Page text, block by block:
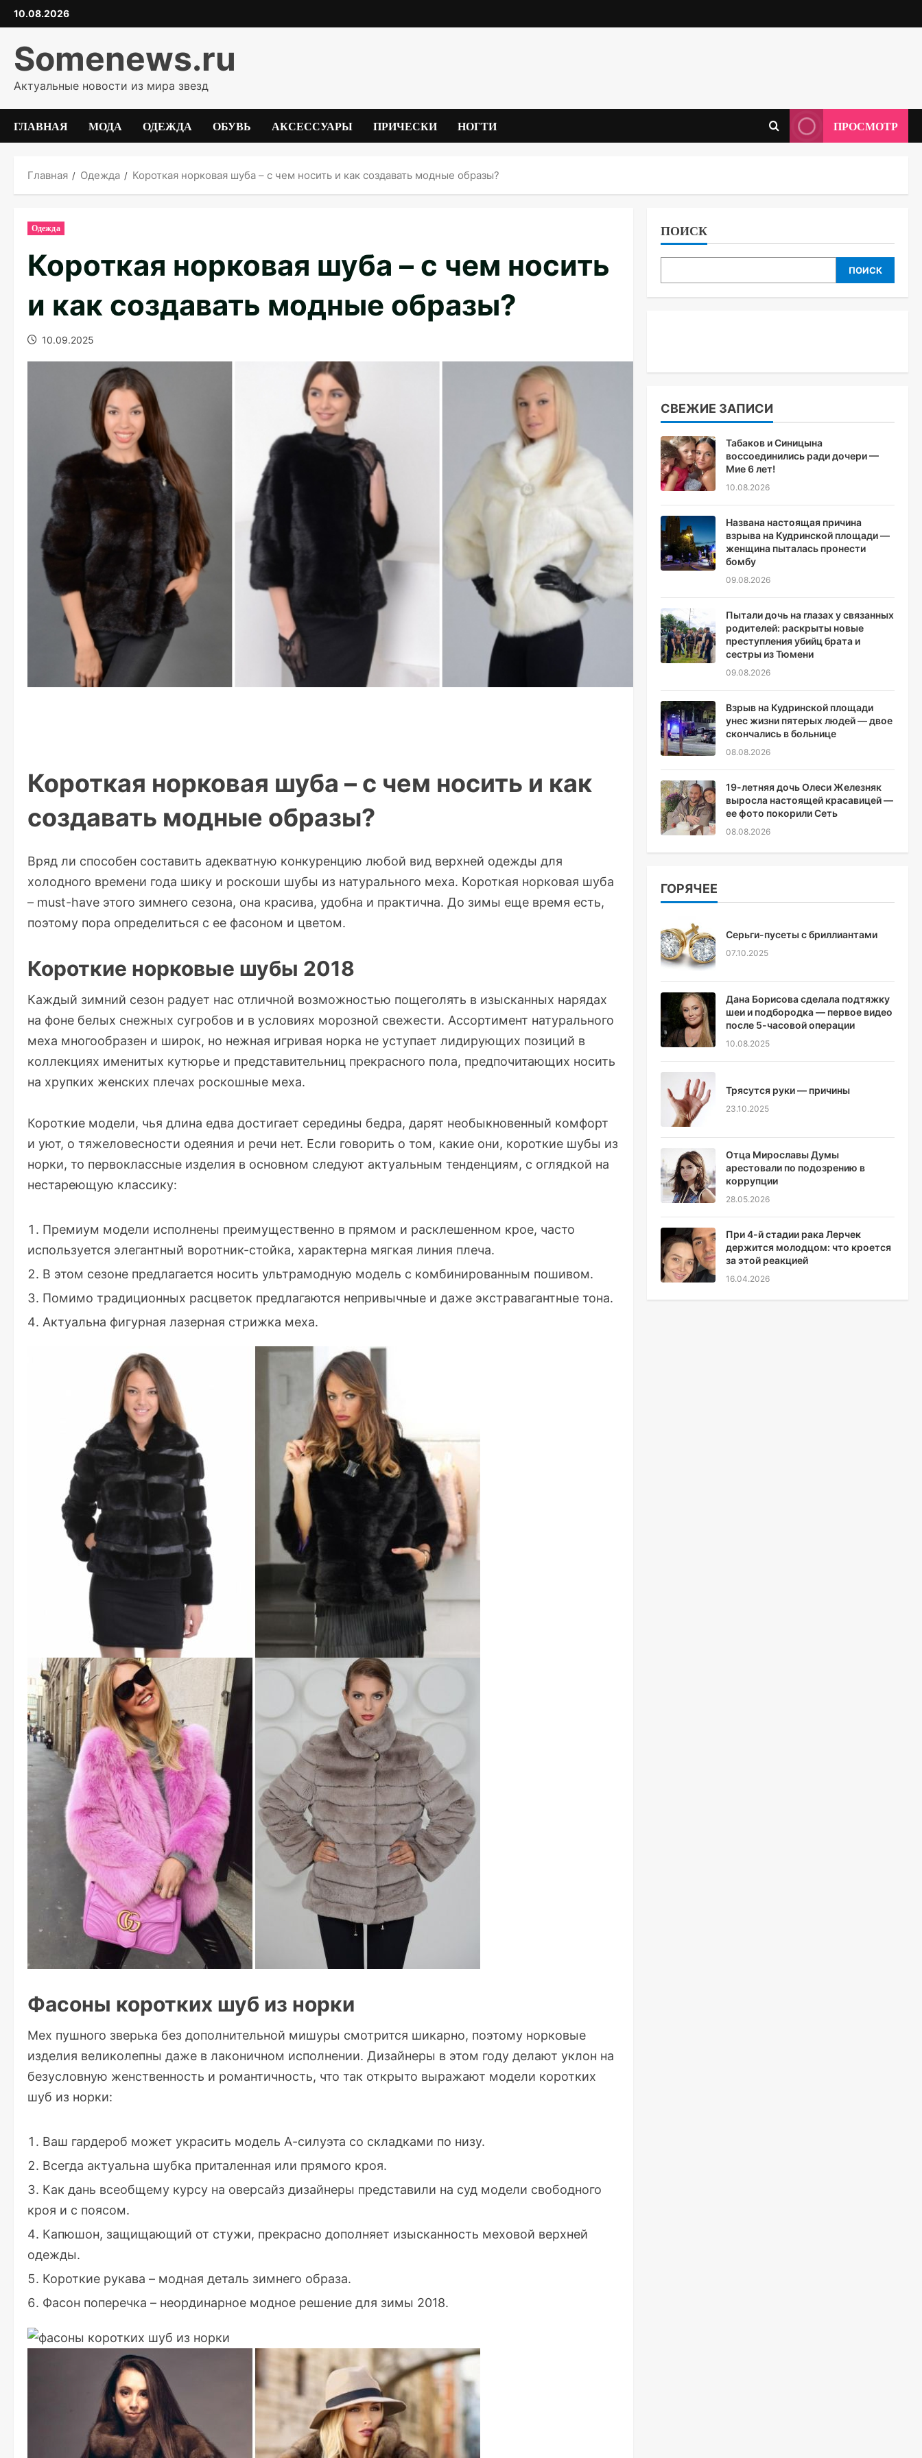
Перейти
к
содержимому
10.08.2026
Somenews.ru
Актуальные новости из мира звезд
ГЛАВНАЯ МОДА ОДЕЖДА ОБУВЬ АКСЕССУАРЫ ПРИЧЕСКИ НОГТИ ПРОСМОТР
Главная Одежда Короткая норковая шуба – с чем носить и как создавать модные образы?
Одежда
Короткая норковая шуба – с чем носить
и как создавать модные образы?
10.09.2025
Короткая норковая шуба – с чем носить и как
создавать модные образы?
Вряд ли способен составить адекватную конкуренцию любой вид верхней одежды для
холодного времени года шику и роскоши шубы из натурального меха. Короткая норковая шуба
– must-have этого зимнего сезона, она красива, удобна и практична. До зимы еще время есть,
поэтому пора определиться с ее фасоном и цветом.
Короткие норковые шубы 2018
Каждый зимний сезон радует нас отличной возможностью пощеголять в изысканных нарядах
на фоне белых снежных сугробов и в условиях морозной свежести. Ассортимент натурального
меха многообразен и широк, но нежная игривая норка не уступает лидирующих позиций в
коллекциях именитых кутюрье и представительниц прекрасного пола, предпочитающих носить
на хрупких женских плечах роскошные меха.
Короткие модели, чья длина едва достигает середины бедра, дарят необыкновенный комфорт
и уют, о тяжеловесности одеяния и речи нет. Если говорить о том, какие они, короткие шубы из
норки, то первоклассные изделия в основном следуют актуальным тенденциям, с оглядкой на
нестареющую классику:
Премиум модели исполнены преимущественно в прямом и расклешенном крое, часто
используется элегантный воротник-стойка, характерна мягкая линия плеча.
В этом сезоне предлагается носить ультрамодную модель с комбинированным пошивом.
Помимо традиционных расцветок предлагаются непривычные и даже экстравагантные тона.
Актуальна фигурная лазерная стрижка меха.
Фасоны коротких шуб из норки
Мех пушного зверька без дополнительной мишуры смотрится шикарно, поэтому норковые
изделия великолепны даже в лаконичном исполнении. Дизайнеры в этом году делают уклон на
безусловную женственность и романтичность, что так открыто выражают модели коротких
шуб из норки:
Ваш гардероб может украсить модель А-силуэта со складками по низу.
Всегда актуальна шубка приталенная или прямого кроя.
Как дань всеобщему курсу на оверсайз дизайнеры представили на суд модели свободного
кроя и с поясом.
Капюшон, защищающий от стужи, прекрасно дополняет изысканность меховой верхней
одежды.
Короткие рукава – модная деталь зимнего образа.
Фасон поперечка – неординарное модное решение для зимы 2018.
ПОИСК
ПОИСК
СВЕЖИЕ ЗАПИСИ
Табаков и Синицына
воссоединились ради дочери —
Мие 6 лет!
10.08.2026
Названа настоящая причина
взрыва на Кудринской площади —
женщина пыталась пронести
бомбу
09.08.2026
Пытали дочь на глазах у связанных
родителей: раскрыты новые
преступления убийц брата и
сестры из Тюмени
09.08.2026
Взрыв на Кудринской площади
унес жизни пятерых людей — двое
скончались в больнице
08.08.2026
19-летняя дочь Олеси Железняк
выросла настоящей красавицей —
ее фото покорили Сеть
08.08.2026
ГОРЯЧЕЕ
Серьги-пусеты с бриллиантами
07.10.2025
Дана Борисова сделала подтяжку
шеи и подбородка — первое видео
после 5-часовой операции
10.08.2025
Трясутся руки — причины
23.10.2025
Отца Мирославы Думы
арестовали по подозрению в
коррупции
28.05.2026
При 4-й стадии рака Лерчек
держится молодцом: что кроется
за этой реакцией
16.04.2026